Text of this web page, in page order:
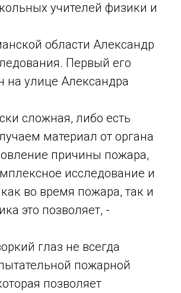
учителей физики и
области Александр
Первый его
на улице Александра
сложная, либо есть
материал от органа
причины пожара,
исследование и
во время пожара, так и
это позволяет, -
глаз не всегда
пожарной
позволяет